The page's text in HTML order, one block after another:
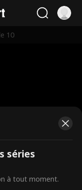
10
séries
à tout moment.